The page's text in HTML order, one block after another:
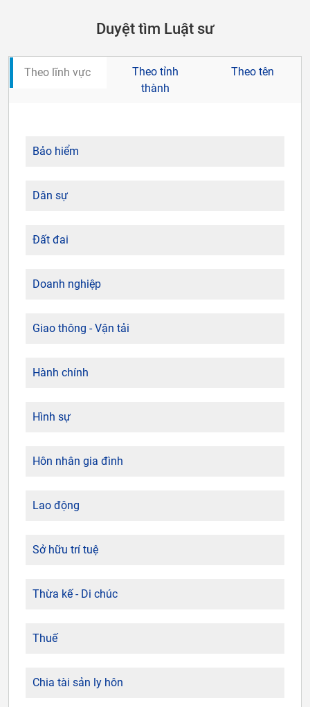
Duyệt tìm Luật sư
Theo lĩnh vực
Theo tỉnh
thành
Theo tên
Bảo hiểm
Dân sự
Đất đai
Doanh nghiệp
Giao thông - Vận tải
Hành chính
Hình sự
Hôn nhân gia đình
Lao động
Sở hữu trí tuệ
Thừa kế - Di chúc
Thuế
Chia tài sản ly hôn